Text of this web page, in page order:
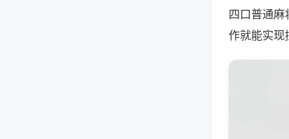
四口普通麻
作就能实现